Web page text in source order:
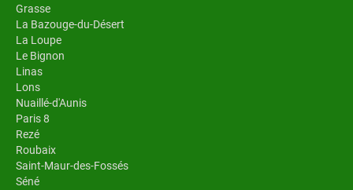
Grasse
La Bazouge-du-Désert
La Loupe
Le Bignon
Linas
Lons
Nuaillé-d'Aunis
Paris 8
Rezé
Roubaix
Saint-Maur-des-Fossés
Séné